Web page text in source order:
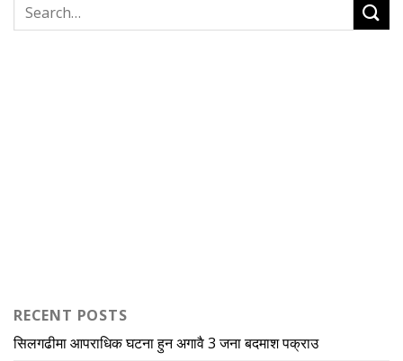
RECENT POSTS
सिलगढीमा आपराधिक घटना हुन अगावै 3 जना बदमाश पक्राउ